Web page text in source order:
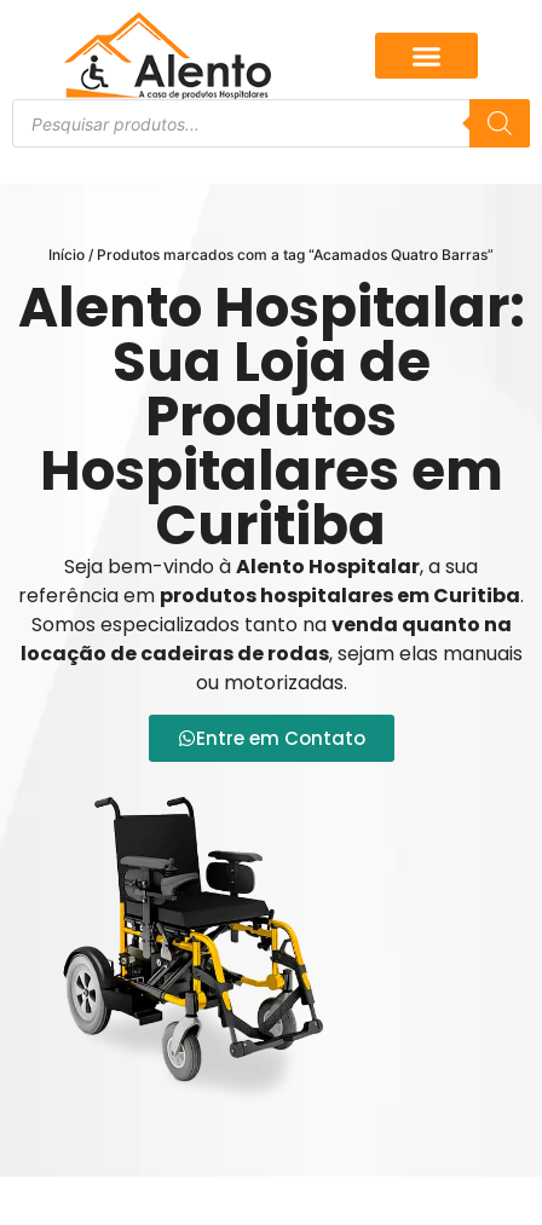
Início / Produtos marcados com a tag “Acamados Quatro Barras”
Alento Hospitalar:
Sua Loja de
Produtos
Hospitalares em
Curitiba
Seja bem-vindo àAlento Hospitalar, a sua
referência em produtos hospitalares em Curitiba.
Somos especializados tanto navenda quanto na
locação de cadeiras de rodas, sejam elas manuais
ou motorizadas.
Entre em Contato